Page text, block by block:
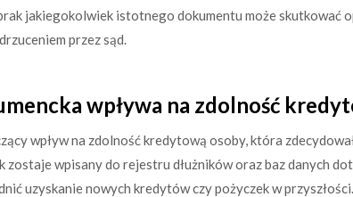
jakiegokolwiek istotnego dokumentu może skutkować
przez sąd.
wpływa na zdolność
wpływ na zdolność kredytową osoby, która
zostaje wpisany do rejestru dłużników oraz baz danych
uzyskanie nowych kredytów czy pożyczek w